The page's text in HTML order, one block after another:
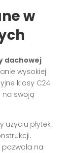
w
dachowej
wysokiej
klasy C24
na swoją
użyciu płytek
pozwala na